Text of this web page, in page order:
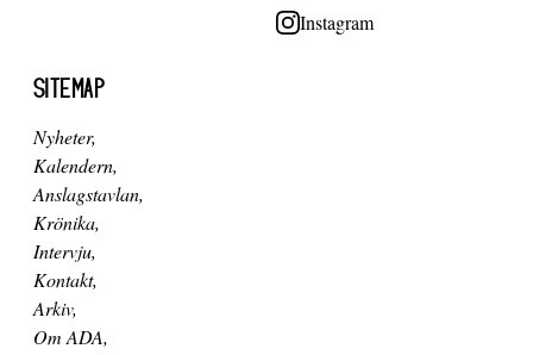
Instagram
SITEMAP
Nyheter
Kalendern
Anslagstavlan
Krönika
Intervju
Kontakt
Arkiv
Om ADA